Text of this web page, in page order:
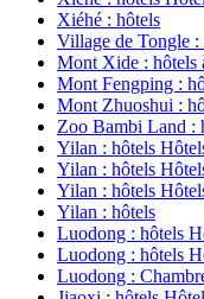
Xiéhé : hôtels
Village de Tongle :
Mont Xide : hôtels
Mont Fengping :
Mont Zhuoshui :
Zoo Bambi Land :
Yilan : hôtels
Yilan : hôtels
Yilan : hôtels
Yilan : hôtels
Luodong : hôtels
Luodong : hôtels
Luodong :